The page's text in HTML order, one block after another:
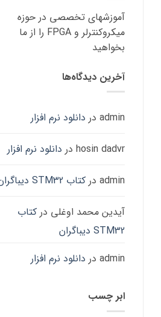
آموزشهای تخصصی در حوزه
میکروکنترلر و FPGA را از ما
بخواهید
آخرین دیدگاه‌ها
admin در دانلود نرم افزار
hosin dadvr در دانلود نرم افزار
admin درکتاب STM32 دیباگران
آیدین محمد اوغلی درکتاب
STM32 دیباگران
admin در دانلود نرم افزار
ابر چسب